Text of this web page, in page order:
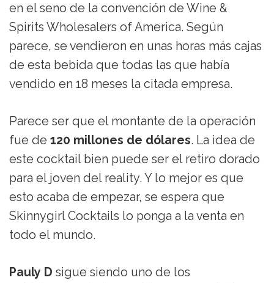
en el seno de la convención de Wine &
Spirits Wholesalers of America. Según
parece, se vendieron en unas horas más cajas
de esta bebida que todas las que había
vendido en 18 meses la citada empresa.
Parece ser que el montante de la operación
fue de 120 millones de dólares. La idea de
este cocktail bien puede ser el retiro dorado
para el joven del reality. Y lo mejor es que
esto acaba de empezar, se espera que
Skinnygirl Cocktails lo ponga a la venta en
todo el mundo.
Pauly D sigue siendo uno de los